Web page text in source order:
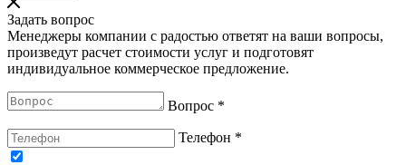
Задать вопрос
Менеджеры компании с радостью ответят на ваши вопросы,
произведут расчет стоимости услуг и подготовят
индивидуальное коммерческое предложение.
Вопрос *
Телефон *